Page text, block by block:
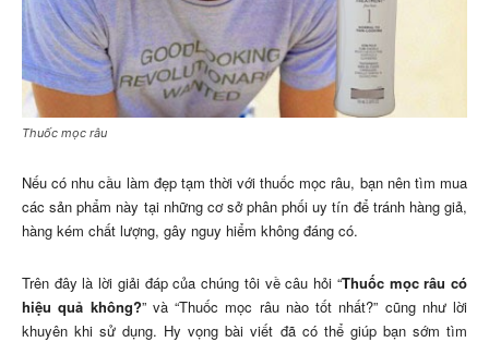
Thuốc mọc râu
Nếu có nhu cầu làm đẹp tạm thời với thuốc mọc râu, bạn nên tìm mua
các sản phẩm này tại những cơ sở phân phối uy tín để tránh hàng giả,
hàng kém chất lượng, gây nguy hiểm không đáng có.
Trên đây là lời giải đáp của chúng tôi về câu hỏi “Thuốc mọc râu có
hiệu quả không?” và “Thuốc mọc râu nào tốt nhất?” cũng như lời
khuyên khi sử dụng. Hy vọng bài viết đã có thể giúp bạn sớm tìm